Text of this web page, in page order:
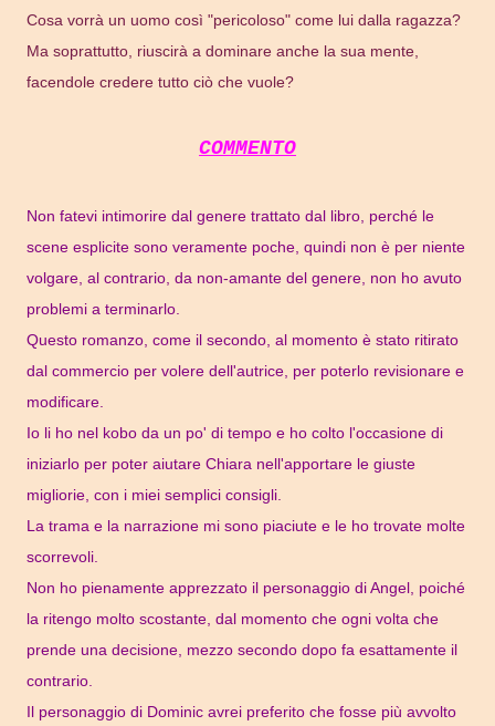
Cosa vorrà un uomo così "pericoloso" come lui dalla ragazza?
Ma soprattutto, riuscirà a dominare anche la sua mente,
facendole credere tutto ciò che vuole?
COMMENTO
Non fatevi intimorire dal genere trattato dal libro, perché le
scene esplicite sono veramente poche, quindi non è per niente
volgare, al contrario, da non-amante del genere, non ho avuto
problemi a terminarlo.
Questo romanzo, come il secondo, al momento è stato ritirato
dal commercio per volere dell'autrice, per poterlo revisionare e
modificare.
Io li ho nel kobo da un po' di tempo e ho colto l'occasione di
iniziarlo per poter aiutare Chiara nell'apportare le giuste
migliorie, con i miei semplici consigli.
La trama e la narrazione mi sono piaciute e le ho trovate molte
scorrevoli.
Non ho pienamente apprezzato il personaggio di Angel, poiché
la ritengo molto scostante, dal momento che ogni volta che
prende una decisione, mezzo secondo dopo fa esattamente il
contrario.
Il personaggio di Dominic avrei preferito che fosse più avvolto